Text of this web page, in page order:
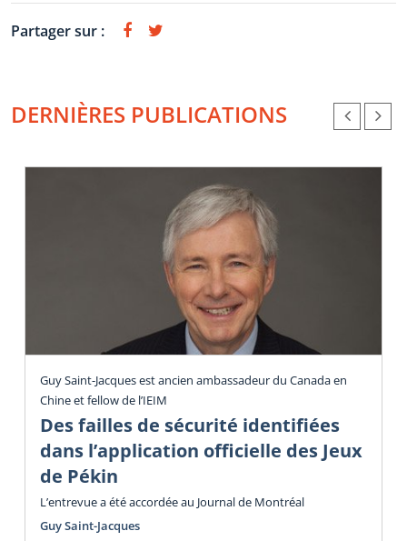
Partager sur :
DERNIÈRES PUBLICATIONS
Guy Saint-Jacques est ancien ambassadeur du Canada en
Chine et fellow de l’IEIM
Des failles de sécurité identifiées
dans l’application officielle des Jeux
de Pékin
L’entrevue a été accordée au Journal de Montréal
Guy Saint-Jacques